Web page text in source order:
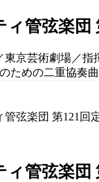
管弦楽団
東京芸術劇場／
ための二重協奏
管弦楽団